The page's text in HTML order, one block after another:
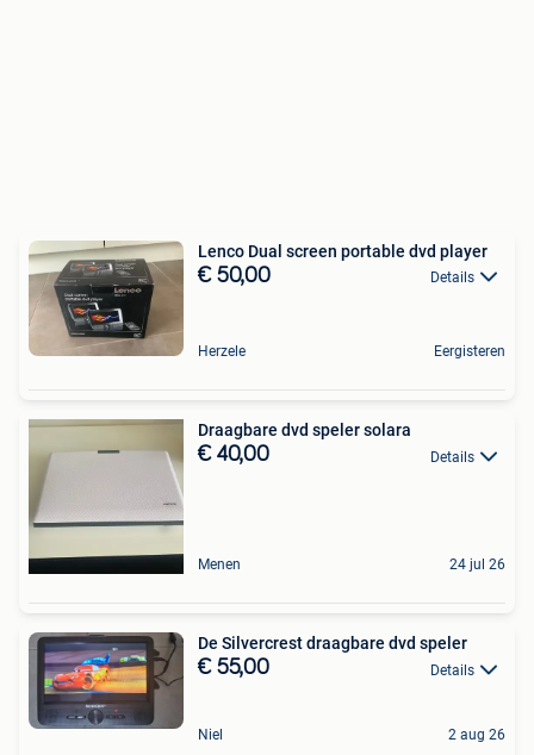
Lenco Dual screen portable dvd player
€ 50,00 Details
Herzele Eergisteren
Draagbare dvd speler solara
€ 40,00 Details
Menen 24 jul 26
De Silvercrest draagbare dvd speler
€ 55,00 Details
Niel 2 aug 26